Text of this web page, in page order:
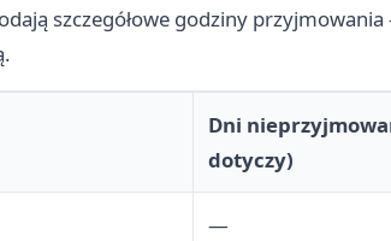
szczegółowe godziny
Dni
dotyczy)
—